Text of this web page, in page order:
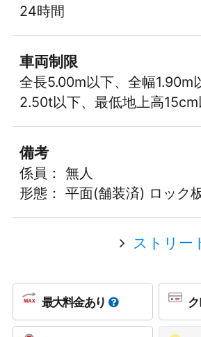
24時間
車両制限
全長5.00m以下、全幅1.90m
2.50t以下、最低地上高15cm
備考
係員： 無人
形態： 平面(舗装済) ロック
ストリー
最大料金あり